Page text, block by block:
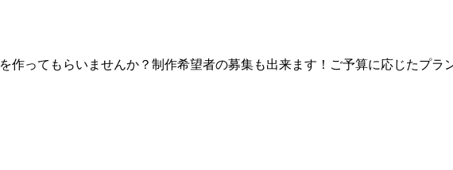
作ってもらいませんか？制作希望者の募集も出来ます！ご予算に応じたプラ